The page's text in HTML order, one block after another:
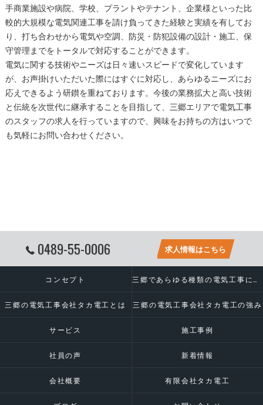
手商業施設や病院、学校、プラントやテナント、企業様といった比
較的大規模な電気関連工事を請け負ってきた経験と実績を有してお
り、打ち合わせから電気や空調、防災・防犯設備の設計・施工、保
守管理までをトータルで対応することができます。
電気に関する技術やニーズは日々速いスピードで変化しています
が、お声掛けいただいた際にはすぐに対応し、あらゆるニーズにお
応えできるよう研鑚を重ねております。今後の業務拡大と高い技術
と伝統を次世代に継承することを目指して、 三郷エリアで電気工事
のスタッフの求人を行っていますので、興味をお持ちの方はいつで
も気軽にお問い合わせください。
0489-55-0006 求人情報はこちら
コンセプト
三郷の電気工事会社タカ電工とは 三郷の電気工事会社タカ電工の強み
サービス 施工事例
社員の声 新着情報
会社概要 有限会社タカ電工